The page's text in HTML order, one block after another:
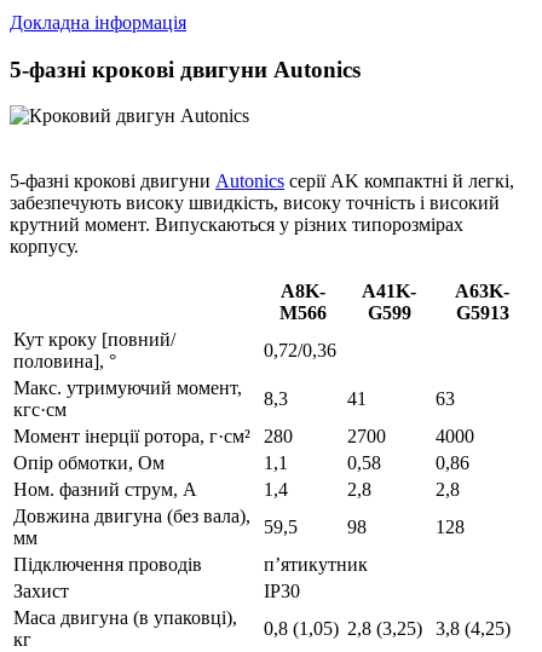
Докладна інформація
5-фазні крокові двигуни Autonics
5-фазні крокові двигуни Autonics серії AK компактні й легкі,
забезпечують високу швидкість, високу точність і високий
крутний момент. Випускаються у різних типорозмірах
корпусу.
A8K-
M566
A41K-
G599
A63K-
G5913
Кут кроку [повний/
половина], °
0,72/0,36
Макс. утримуючий момент,
кгс·см
8,3 41
63
Момент інерції ротора, г·см²
280 2700
4000
Опір обмотки, Ом
1,1 0,58
0,86
Ном. фазний струм, А
1,4 2,8
2,8
Довжина двигуна (без вала),
мм
59,5 98
128
Підключення проводів
п’ятикутник
Захист
IP30
Маса двигуна (в упаковці),
кг
0,8 (1,05) 2,8 (3,25) 3,8 (4,25)